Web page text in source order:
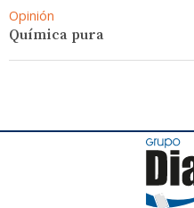
Opinión
Química pura